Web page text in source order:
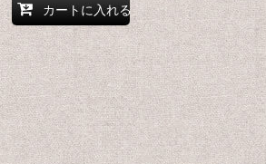
カートに入れる